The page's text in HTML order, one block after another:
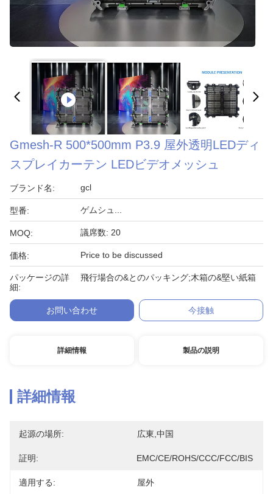
Gmesh-R 500*500mm P3.9 屋外透明LEDディ
スプレイカーテン LEDビデオメッシュ
ブランド名: gcl
型番: ゲムシュ...
MOQ: 議席数: 20
価格: Price to be discussed
パッケージの詳
細:
飛行場合の&とのパッキング;木箱の&堅い紙箱
お問い合わせ 今接触
詳細情報 製品の説明
詳細情報
起源の場所: 広東,中国
証明: EMC/CE/ROHS/CCC/FCC/BIS
適用する: 屋外